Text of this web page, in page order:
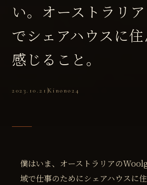
い。オーストラリ
でシェアハウスに
感じること。
2023.10.21 Kinono24
僕はいま、オーストラリアの
域で仕事のためにシェアハウスに住